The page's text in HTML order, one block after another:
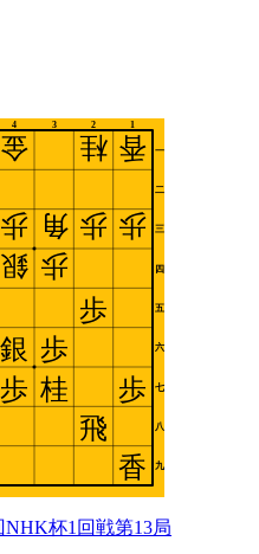
NHK杯1回戦第13局